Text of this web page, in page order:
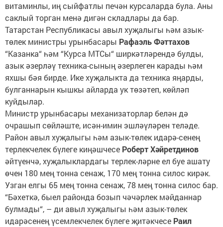
витаминлы, иң сыйфатлы печән курсаларда була. Аны
саклый торган менә дигән складлары да бар.
Татарстан Республикасы авыл хуҗалыгы һәм азык-
төлек министры урынбасары Рафаэль Фәттахов
“Казанка“ һәм “Курса МТСы“ ширкәтләрендә булды,
азык әзерләү техника-сының әзерлеген карады һәм
яхшы бәя бирде. Ике хуҗалыкта да техника яңарды,
булганнарын кышкы айларда ук төзәтеп, көйләп
куйдылар.
Министр урынбасары механизаторлар белән дә
очрашып сөйләште, исән-имин эшләүләрен теләде.
Район авыл хуҗалыгы һәм азык-төлек идарә-сенең
терлекчелек бүлеге киңәшчесе Роберт Хәйретдинов
әйтүенчә, хуҗалыклардагы терлек-ләрне ел буе ашату
өчен 180 мең тонна сенаж, 170 мең тонна силос кирәк.
Узган елгы 65 мең тонна сенаж, 78 мең тонна силос бар.
“Бәхеткә, быел районда бозып чәчәрлек мәйданнар
булмады“, – ди авыл хуҗалыгы һәм азык-төлек
идарәсенең үсемлекчелек бүлеге җитәкчесе Раил